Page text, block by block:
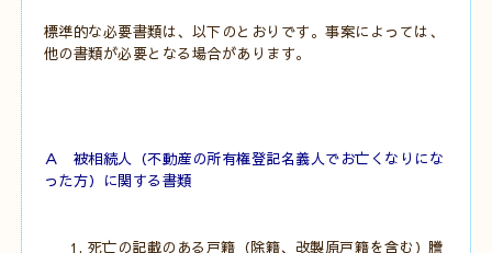
標準的な必要書類は、以下のとおりです。事案によっては、
他の書類が必要となる場合があります。
Ａ 被相続人（不動産の所有権登記名義人でお亡くなりにな
った方）に関する書類
死亡の記載のある戸籍（除籍、改製原戸籍を含む）謄